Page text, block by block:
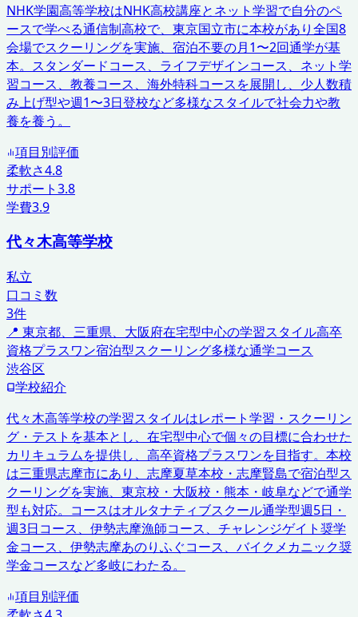
NHK学園高等学校はNHK高校講座とネット学習で自分のペ
ースで学べる通信制高校で、東京国立市に本校があり全国8
会場でスクーリングを実施、宿泊不要の月1〜2回通学が基
本。スタンダードコース、ライフデザインコース、ネット学
習コース、教養コース、海外特科コースを展開し、少人数積
み上げ型や週1〜3日登校など多様なスタイルで社会力や教
養を養う。
項目別評価
柔軟さ4.8
サポート3.8
学費3.9
代々木高等学校
私立
口コミ数
3件
📍 東京都、三重県、大阪府在宅型中心の学習スタイル高卒
資格プラスワン宿泊型スクーリング多様な通学コース
渋谷区
学校紹介
代々木高等学校の学習スタイルはレポート学習・スクーリン
グ・テストを基本とし、在宅型中心で個々の目標に合わせた
カリキュラムを提供し、高卒資格プラスワンを目指す。本校
は三重県志摩市にあり、志摩夏草本校・志摩賢島で宿泊型ス
クーリングを実施、東京校・大阪校・熊本・岐阜などで通学
型も対応。コースはオルタナティブスクール通学型週5日・
週3日コース、伊勢志摩漁師コース、チャレンジゲイト奨学
金コース、伊勢志摩あのりふぐコース、バイクメカニック奨
学金コースなど多岐にわたる。
項目別評価